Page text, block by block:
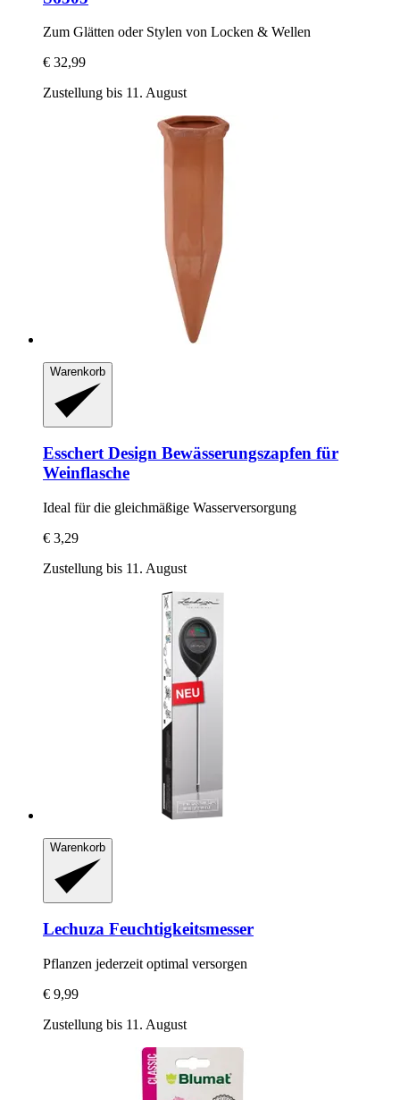
Zum Glätten oder Stylen von Locken & Wellen
€ 32,99
Zustellung bis 11. August
Warenkorb
Esschert Design Bewässerungszapfen für
Weinflasche
Ideal für die gleichmäßige Wasserversorgung
€ 3,29
Zustellung bis 11. August
Warenkorb
Lechuza Feuchtigkeitsmesser
Pflanzen jederzeit optimal versorgen
€ 9,99
Zustellung bis 11. August